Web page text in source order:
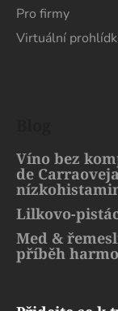
Pro firmy
Virtuální
Víno bez
de
Lilkovo-
Med &
příběh